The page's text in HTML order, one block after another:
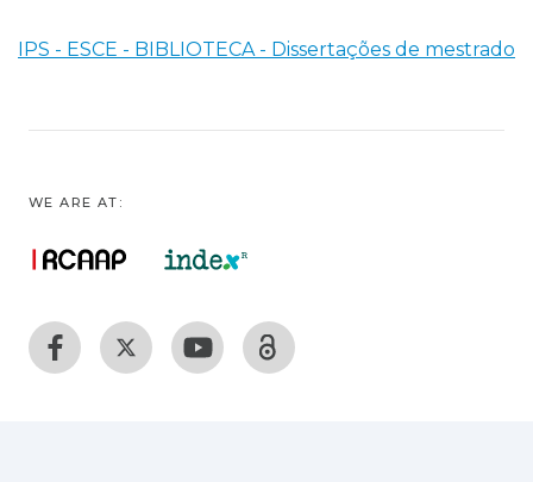
IPS - ESCE - BIBLIOTECA - Dissertações de mestrado
WE ARE AT: